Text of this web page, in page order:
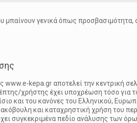
μπαίνουν γενικά όπως προσβασιμότητα,
www.e-kepa.gr αποτελεί την
χρήστης έχει υποχρέωση τόσο για
και του κανόνες του Ελληνικού,
και καταχρηστική χρήση του
συγκεκριμένα πεδίο ανάλυσης των